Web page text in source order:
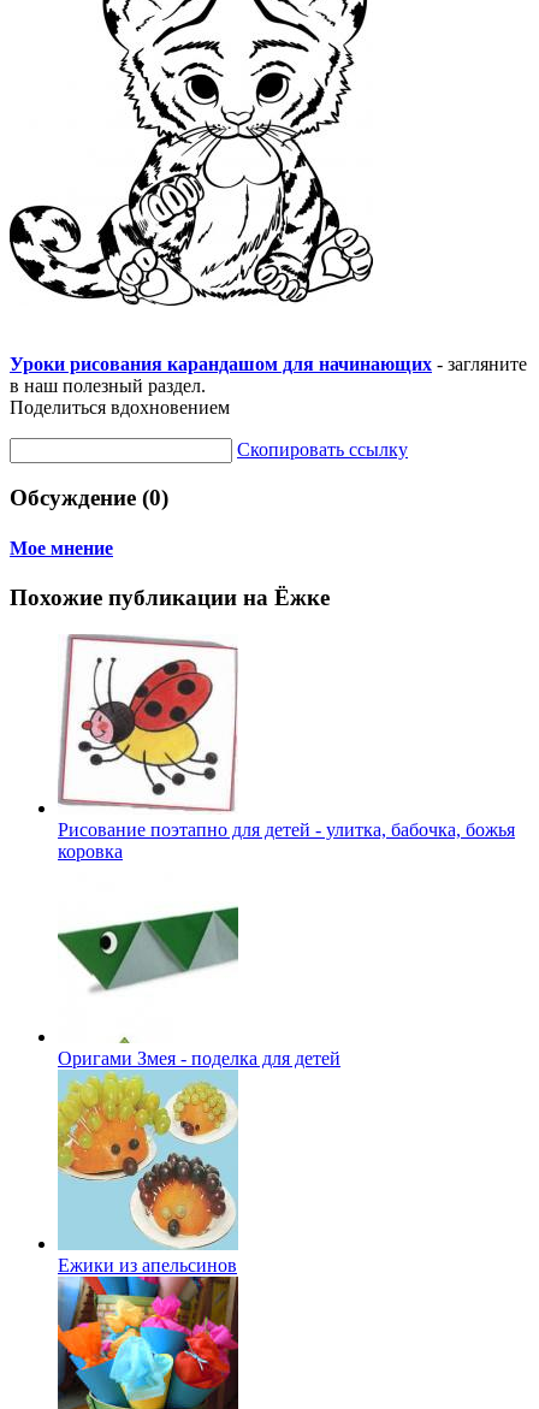
Уроки рисования карандашом для начинающих - загляните
в наш полезный раздел.
Поделиться вдохновением
Скопировать ссылку
Обсуждение (0)
Мое мнение
Похожие публикации на Ёжке
Рисование поэтапно для детей - улитка, бабочка, божья
коровка
Оригами Змея - поделка для детей
Ежики из апельсинов